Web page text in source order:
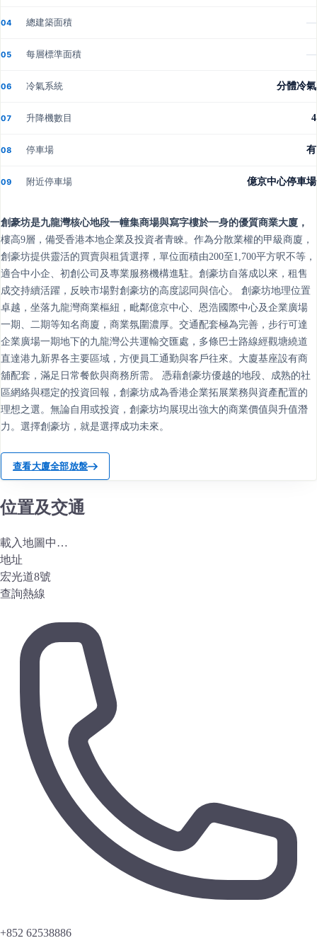
04 總建築面積 —
05 每層標準面積 —
06 冷氣系統 分體冷氣
07 升降機數目 4
08 停車場 有
09 附近停車場 億京中心停車場
創豪坊是九龍灣核心地段一幢集商場與寫字樓於一身的優質商業大廈，
樓高9層，備受香港本地企業及投資者青睞。作為分散業權的甲級商廈，
創豪坊提供靈活的買賣與租賃選擇，單位面積由200至1,700平方呎不等，
適合中小企、初創公司及專業服務機構進駐。創豪坊自落成以來，租售
成交持續活躍，反映市場對創豪坊的高度認同與信心。 創豪坊地理位置
卓越，坐落九龍灣商業樞紐，毗鄰億京中心、恩浩國際中心及企業廣場
一期、二期等知名商廈，商業氛圍濃厚。交通配套極為完善，步行可達
企業廣場一期地下的九龍灣公共運輸交匯處，多條巴士路線經觀塘繞道
直達港九新界各主要區域，方便員工通勤與客戶往來。大廈基座設有商
舖配套，滿足日常餐飲與商務所需。 憑藉創豪坊優越的地段、成熟的社
區網絡與穩定的投資回報，創豪坊成為香港企業拓展業務與資產配置的
理想之選。無論自用或投資，創豪坊均展現出強大的商業價值與升值潛
力。選擇創豪坊，就是選擇成功未來。
查看大廈全部放盤
位置及交通
載入地圖中…
地址
宏光道8號
查詢熱線
+852 62538886